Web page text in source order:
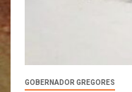
GOBERNADOR GREGORES